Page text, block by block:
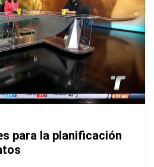
para la planificación